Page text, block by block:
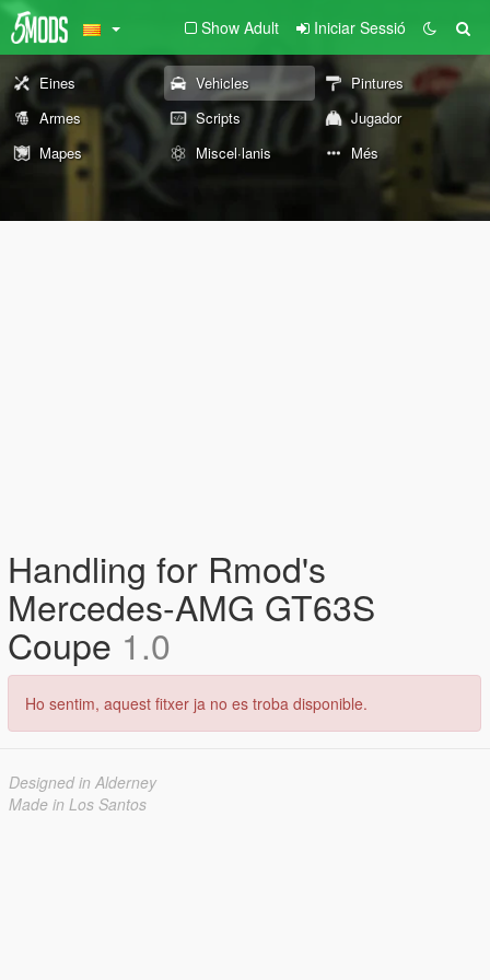
Show Adult Iniciar Sessió
Eines Vehicles
Pintures
Armes
Scripts
Jugador
Mapes
Miscel·lanis Més
Handling for Rmod's
Mercedes-AMG GT63S
Coupe 1.0
Ho sentim, aquest fitxer ja no es troba disponible.
Designed in Alderney
Made in Los Santos